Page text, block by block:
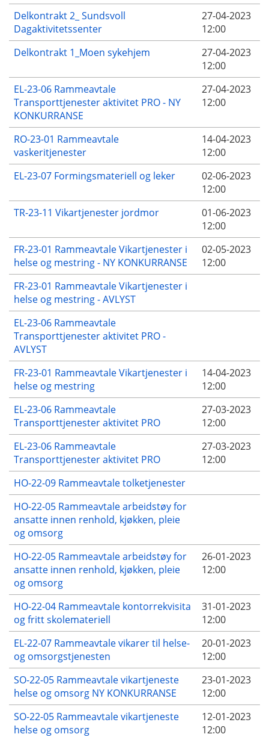
Delkontrakt 2_ Sundsvoll
Dagaktivitetssenter
27-04-2023
12:00
Delkontrakt 1_Moen sykehjem
27-04-2023
12:00
EL-23-06 Rammeavtale
Transporttjenester aktivitet PRO - NY
KONKURRANSE
27-04-2023
12:00
RO-23-01 Rammeavtale
vaskeritjenester
14-04-2023
12:00
EL-23-07 Formingsmateriell og leker
02-06-2023
12:00
TR-23-11 Vikartjenester jordmor
01-06-2023
12:00
FR-23-01 Rammeavtale Vikartjenester i
helse og mestring - NY KONKURRANSE
02-05-2023
12:00
FR-23-01 Rammeavtale Vikartjenester i
helse og mestring - AVLYST
EL-23-06 Rammeavtale
Transporttjenester aktivitet PRO -
AVLYST
FR-23-01 Rammeavtale Vikartjenester i
helse og mestring
14-04-2023
12:00
EL-23-06 Rammeavtale
Transporttjenester aktivitet PRO
27-03-2023
12:00
EL-23-06 Rammeavtale
Transporttjenester aktivitet PRO
27-03-2023
12:00
HO-22-09 Rammeavtale tolketjenester
HO-22-05 Rammeavtale arbeidstøy for
ansatte innen renhold, kjøkken, pleie
og omsorg
HO-22-05 Rammeavtale arbeidstøy for
ansatte innen renhold, kjøkken, pleie
og omsorg
26-01-2023
12:00
HO-22-04 Rammeavtale kontorrekvisita
og fritt skolemateriell
31-01-2023
12:00
EL-22-07 Rammeavtale vikarer til helse-
og omsorgstjenesten
20-01-2023
12:00
SO-22-05 Rammeavtale vikartjeneste
helse og omsorg NY KONKURRANSE
23-01-2023
12:00
SO-22-05 Rammeavtale vikartjeneste
helse og omsorg
12-01-2023
12:00